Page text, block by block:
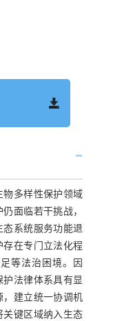
多样性保护领域
面临若干挑战，
系统服务功能退
在专门立法化程
等法治困境。因
法律体系具有显
建立统一协调机
键区域纳入生态